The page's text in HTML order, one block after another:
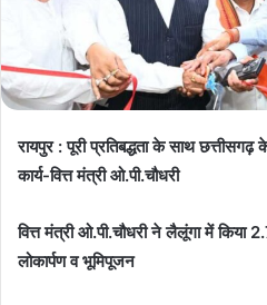
रायपुर : पूरी प्रतिबद्धता के साथ
कार्य-वित्त मंत्री ओ.पी.चौधरी
वित्त मंत्री ओ.पी.चौधरी ने लैलूंगा में किया
लोकार्पण व भूमिपूजन